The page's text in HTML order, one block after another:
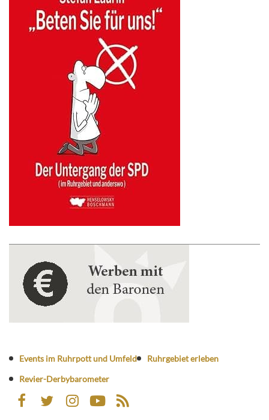
Events im Ruhrpott und Umfeld
Ruhrgebiet erleben
Revier-Derbybarometer